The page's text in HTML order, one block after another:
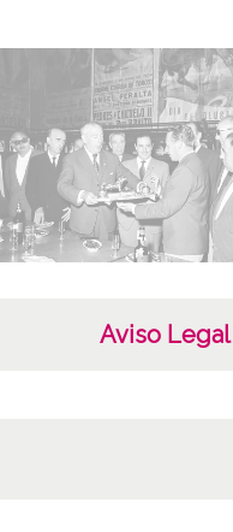
15 - Positivos 2284 a 2290
Aviso Legal